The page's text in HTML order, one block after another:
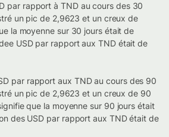
par rapport à TND au cours des 30
un pic de 2,9623 et un creux de
la moyenne sur 30 jours était de
USD par rapport aux TND était de
par rapport aux TND au cours des 90
un pic de 2,9623 et un creux de 90
que la moyenne sur 90 jours était
des USD par rapport aux TND était de